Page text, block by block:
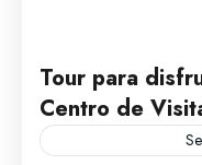
Tour para
Centro de